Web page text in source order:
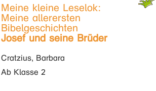
Meine kleine Leselok:
Meine allerersten
Bibelgeschichten
Josef und seine Brüder
Cratzius, Barbara
Ab Klasse 2